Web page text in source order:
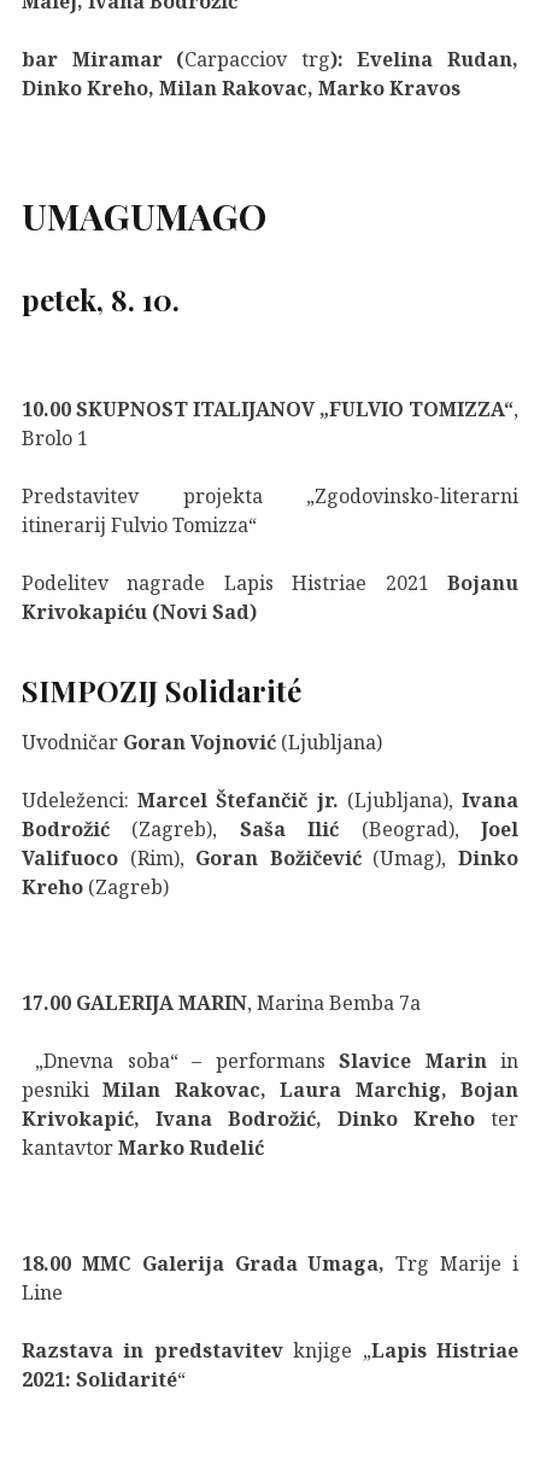
bar Miramar (Carpacciov trg): Evelina Rudan,
Dinko Kreho, Milan Rakovac, Marko Kravos
UMAGUMAGO
petek, 8. 10.
10.00 SKUPNOST ITALIJANOV „FULVIO TOMIZZA“,
Brolo 1
Predstavitev projekta „Zgodovinsko-literarni
itinerarij Fulvio Tomizza“
Podelitev nagrade Lapis Histriae 2021
Bojanu
Krivokapiću (Novi Sad)
SIMPOZIJ Solidarité
Uvodničar Goran Vojnović (Ljubljana)
Udeleženci: Marcel Štefančič jr. (Ljubljana), Ivana
Bodrožić (Zagreb), Saša Ilić (Beograd), Joel
Valifuoco (Rim), Goran Božičević (Umag), Dinko
Kreho (Zagreb)
17.00 GALERIJA MARIN, Marina Bemba 7a
„Dnevna soba“ – performansSlavice Marinin
pesnikiMilan Rakovac, Laura Marchig, Bojan
Krivokapić, Ivana Bodrožić, Dinko Kreho ter
kantavtorMarko Rudelić
18.00 MMC Galerija Grada Umaga,Trg Marije i
Line
Razstava in predstavitevknjige „Lapis Histriae
2021: Solidarité“